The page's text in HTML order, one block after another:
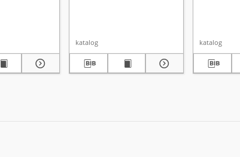
katalog katalog